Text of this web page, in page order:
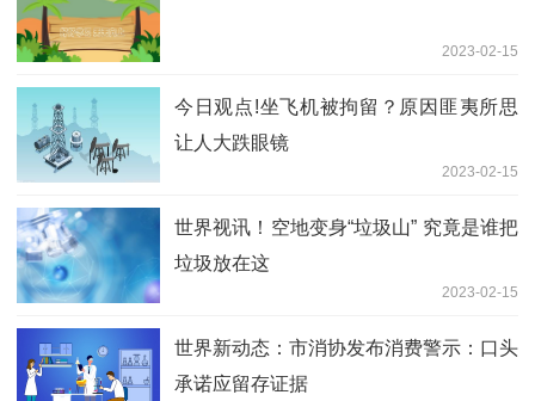
2023-02-15
今日观点!坐飞机被拘留？原因匪夷所思
让人大跌眼镜
2023-02-15
世界视讯！空地变身“垃圾山” 究竟是谁把
垃圾放在这
2023-02-15
世界新动态：市消协发布消费警示：口头
承诺应留存证据